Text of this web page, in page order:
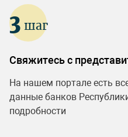
3 шаг
Свяжитесь с
На нашем портале есть
данные банков
подробности